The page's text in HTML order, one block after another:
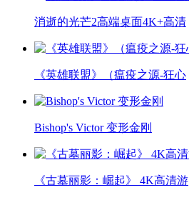
消逝的光芒2高端桌面4K+高清
《英雄联盟》（瘟疫之源-狂心
Bishop's Victor 变形金刚
《古墓丽影：崛起》 4K高清游